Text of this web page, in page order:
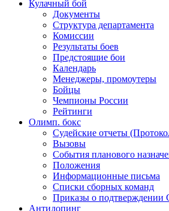
Кулачный бой
Документы
Структура департамента
Комиссии
Результаты боев
Предстоящие бои
Календарь
Менеджеры, промоутеры
Бойцы
Чемпионы России
Рейтинги
Олимп. бокс
Судейские отчеты
Вызовы
События планового
Положения
Информационные письма
Списки сборных команд
Приказы о
Антидопинг